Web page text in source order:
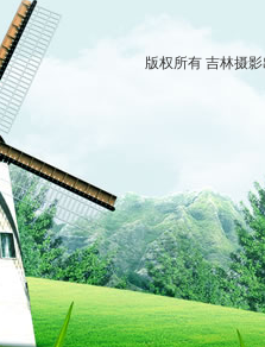
版权所有 吉林摄